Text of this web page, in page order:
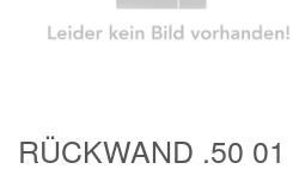
RÜCKWAND .50 01